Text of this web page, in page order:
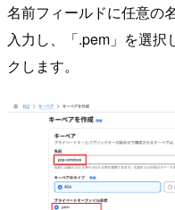
名前フィールドに任意の
入力し、「.pem」を選択
クします。